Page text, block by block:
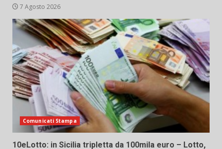
7 Agosto 2026
Comunicati Stampa
10eLotto: in Sicilia tripletta da 100mila euro – Lotto,